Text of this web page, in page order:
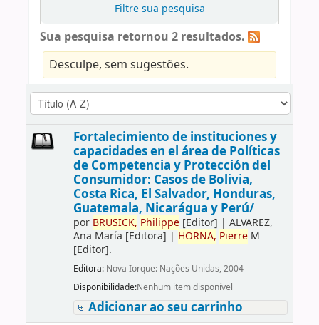
Filtre sua pesquisa
Sua pesquisa retornou 2 resultados.
Desculpe, sem sugestões.
Fortalecimiento de instituciones y
capacidades en el área de Políticas
de Competencia y Protección del
Consumidor: Casos de Bolivia,
Costa Rica, El Salvador, Honduras,
Guatemala, Nicarágua y Perú/
por BRUSICK, Philippe[Editor] | ALVAREZ,
Ana María [Editora] | HORNA, PierreM
[Editor].
Editora: Nova Iorque: Nações Unidas, 2004
Disponibilidade:Nenhum item disponível
Adicionar ao seu carrinho